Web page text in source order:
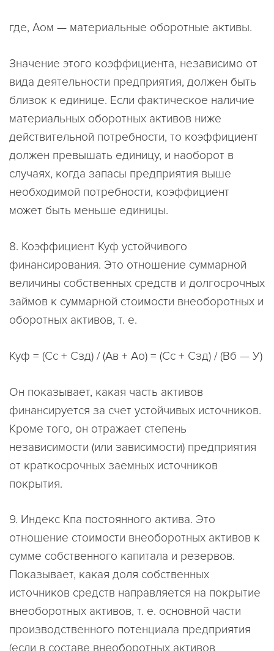
где, Аом — материальные оборотные активы.
Значение этого коэффициента, независимо от
вида деятельности предприятия, должен быть
близок к единице. Если фактическое наличие
материальных оборотных активов ниже
действительной потребности, то коэффициент
должен превышать единицу, и наоборот в
случаях, когда запасы предприятия выше
необходимой потребности, коэффициент
может быть меньше единицы.
8. Коэффициент Куф устойчивого
финансирования. Это отношение суммарной
величины собственных средств и долгосрочных
займов к суммарной стоимости внеоборотных и
оборотных активов, т. е.
Куф = (Сс + Сзд) / (Ав + Ао) = (Сс + Сзд) / (Вб — У)
Он показывает, какая часть активов
финансируется за счет устойчивых источников.
Кроме того, он отражает степень
независимости (или зависимости) предприятия
от краткосрочных заемных источников
покрытия.
9. Индекс Кпа постоянного актива. Это
отношение стоимости внеоборотных активов к
сумме собственного капитала и резервов.
Показывает, какая доля собственных
источников средств направляется на покрытие
внеоборотных активов, т. е. основной части
производственного потенциала предприятия